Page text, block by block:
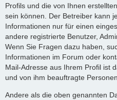
Profils und die von Ihnen
sein können. Der Betreiber kann
Informationen nur für einen
andere registrierte Benutzer,
Wenn Sie Fragen dazu haben,
Informationen im Forum oder
Mail-Adresse aus Ihrem Profil ist
und von ihm beauftragte
Andere als die oben genannten